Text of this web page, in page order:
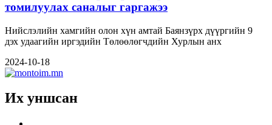
томилуулах саналыг гаргажээ
Нийслэлийн хамгийн олон хүн амтай Баянзүрх дүүргийн 9
дэх удаагийн иргэдийн Төлөөлөгчдийн Хурлын анх
2024-10-18
Их уншсан